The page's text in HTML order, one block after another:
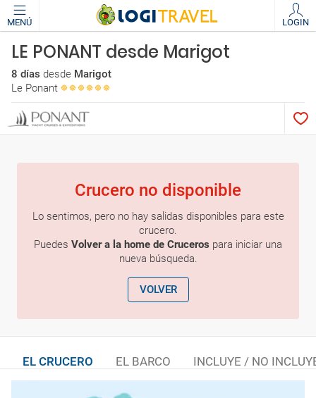
MENÚ LOGIN
LE PONANT desde Marigot
8 días desde Marigot
Le Ponant
Crucero no disponible
Lo sentimos, pero no hay salidas disponibles para este
crucero.
Puedes Volver a la home de Cruceros para iniciar una
nueva búsqueda.
VOLVER
EL CRUCERO EL BARCO INCLUYE / NO